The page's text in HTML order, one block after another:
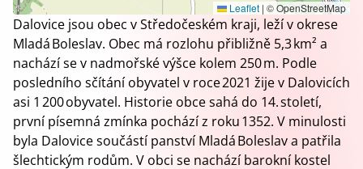
Leaflet | © OpenStreetMap
Dalovice jsou obec v Středočeském kraji, leží v okrese
Mladá Boleslav. Obec má rozlohu přibližně 5,3 km² a
nachází se v nadmořské výšce kolem 250 m. Podle
posledního sčítání obyvatel v roce 2021 žije v Dalovicích
asi 1 200 obyvatel. Historie obce sahá do 14. století,
první písemná zmínka pochází z roku 1352. V minulosti
byla Dalovice součástí panství Mladá Boleslav a patřila
šlechtickým rodům. V obci se nachází barokní kostel